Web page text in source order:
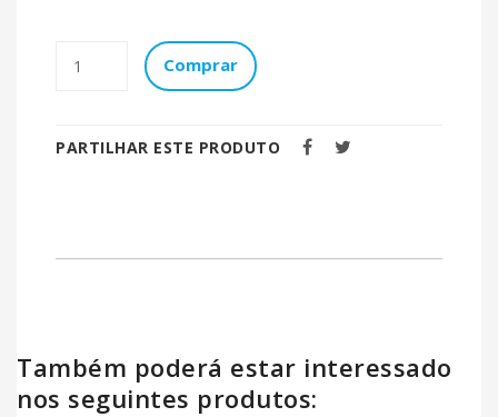
Comprar
PARTILHAR ESTE PRODUTO
Também poderá estar interessado
nos seguintes produtos: